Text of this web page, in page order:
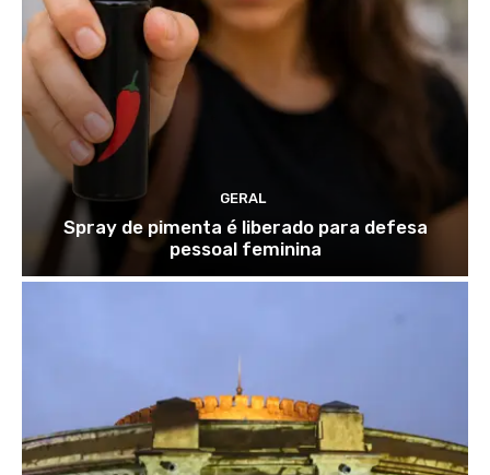
GERAL
Spray de pimenta é liberado para defesa
pessoal feminina